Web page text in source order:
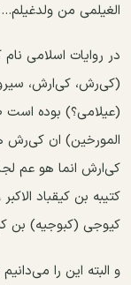
الغیلمی من
در روایات اسلامی
(کی‌رش، کی‌ارش،
(عیلامی؟) بوده
المورخین) ان کی‌رش
کی‌ارش انما هو عم
کتیبه بن کیقباد
کیوجی (کبوجیه) بن
و البته این را